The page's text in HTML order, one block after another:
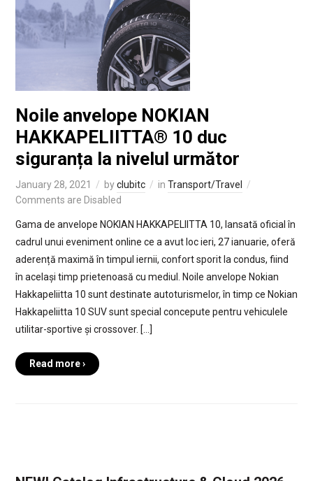
Noile anvelope NOKIAN
HAKKAPELIITTA® 10 duc
siguranța la nivelul următor
January 28, 2021 byclubitc in Transport/Travel
Comments are Disabled
Gama de anvelope NOKIAN HAKKAPELIITTA 10, lansată oficial în
cadrul unui eveniment online ce a avut loc ieri, 27 ianuarie, oferă
aderență maximă în timpul iernii, confort sporit la condus, fiind
în același timp prietenoasă cu mediul. Noile anvelope Nokian
Hakkapeliitta 10 sunt destinate autoturismelor, în timp ce Nokian
Hakkapeliitta 10 SUV sunt special concepute pentru vehiculele
utilitar-sportive și crossover. […]
Read more ›